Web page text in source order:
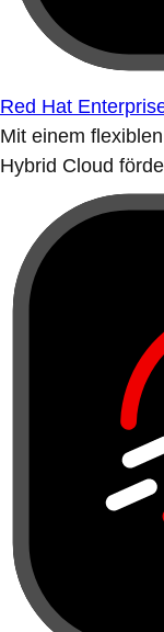
Red Hat
Mit einem
Hybrid Cloud